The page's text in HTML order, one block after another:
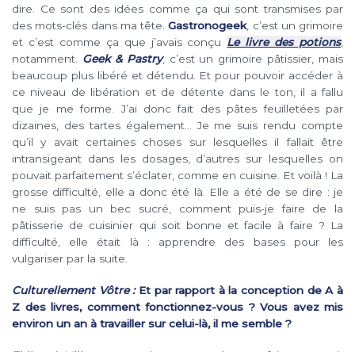
dire. Ce sont des idées comme ça qui sont transmises par
des mots-clés dans ma tête.Gastronogeek, c’est un grimoire
et c’est comme ça que j’avais conçu Le livre des potions,
notamment. Geek & Pastry, c’est un grimoire pâtissier, mais
beaucoup plus libéré et détendu. Et pour pouvoir accéder à
ce niveau de libération et de détente dans le ton, il a fallu
que je me forme. J’ai donc fait des pâtes feuilletées par
dizaines, des tartes également… Je me suis rendu compte
qu’il y avait certaines choses sur lesquelles il fallait être
intransigeant dans les dosages, d’autres sur lesquelles on
pouvait parfaitement s’éclater, comme en cuisine. Et voilà ! La
grosse difficulté, elle a donc été là. Elle a été de se dire : je
ne suis pas un bec sucré, comment puis-je faire de la
pâtisserie de cuisinier qui soit bonne et facile à faire ? La
difficulté, elle était là : apprendre des bases pour les
vulgariser par la suite.
Culturellement Vôtre :Et par rapport à la conception de A à
Z des livres, comment fonctionnez-vous ? Vous avez mis
environ un an à travailler sur celui-là, il me semble ?